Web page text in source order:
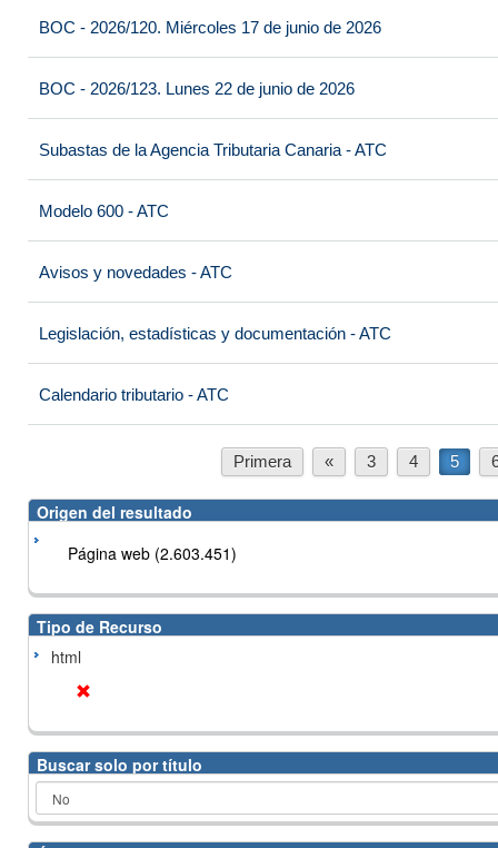
BOC - 2026/120. Miércoles 17 de junio de 2026
BOC - 2026/123. Lunes 22 de junio de 2026
Subastas de la Agencia Tributaria Canaria - ATC
Modelo 600 - ATC
Avisos y novedades - ATC
Legislación, estadísticas y documentación - ATC
Calendario tributario - ATC
Primera « 3 4 5
Origen del resultado
Página web (2.603.451)
Tipo de Recurso
html
Buscar solo por título